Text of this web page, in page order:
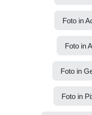
Foto in
Foto in
Foto in
Foto in